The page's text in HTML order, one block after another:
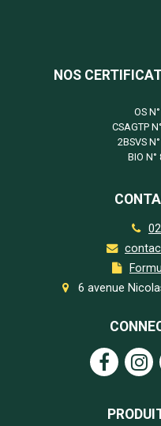
NOS
OS N°
CSAGTP N°
2BSVS N°
BIO N°
6 avenue